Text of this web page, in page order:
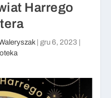
Harrego
gru 6, 2023